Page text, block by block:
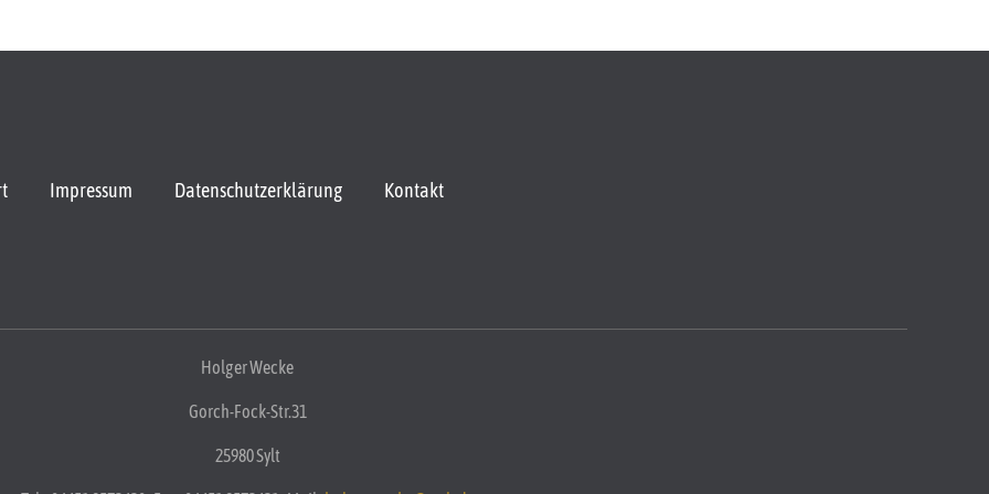
Impressum Datenschutzerklärung Kontakt
Holger Wecke
Gorch-Fock-Str.31
25980 Sylt